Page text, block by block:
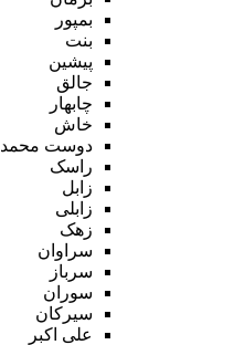
بمپور
بنت
پیشین
جالق
چابهار
خاش
دوست محمد
راسک
زابل
زابلی
زهک
سراوان
سرباز
سوران
سیرکان
علی اکبر